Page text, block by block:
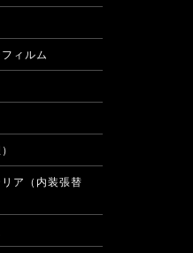
ィルム
ア（内装張替